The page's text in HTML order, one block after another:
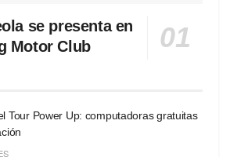
se presenta en
Motor Club
Tour Power Up: computadoras gratuitas